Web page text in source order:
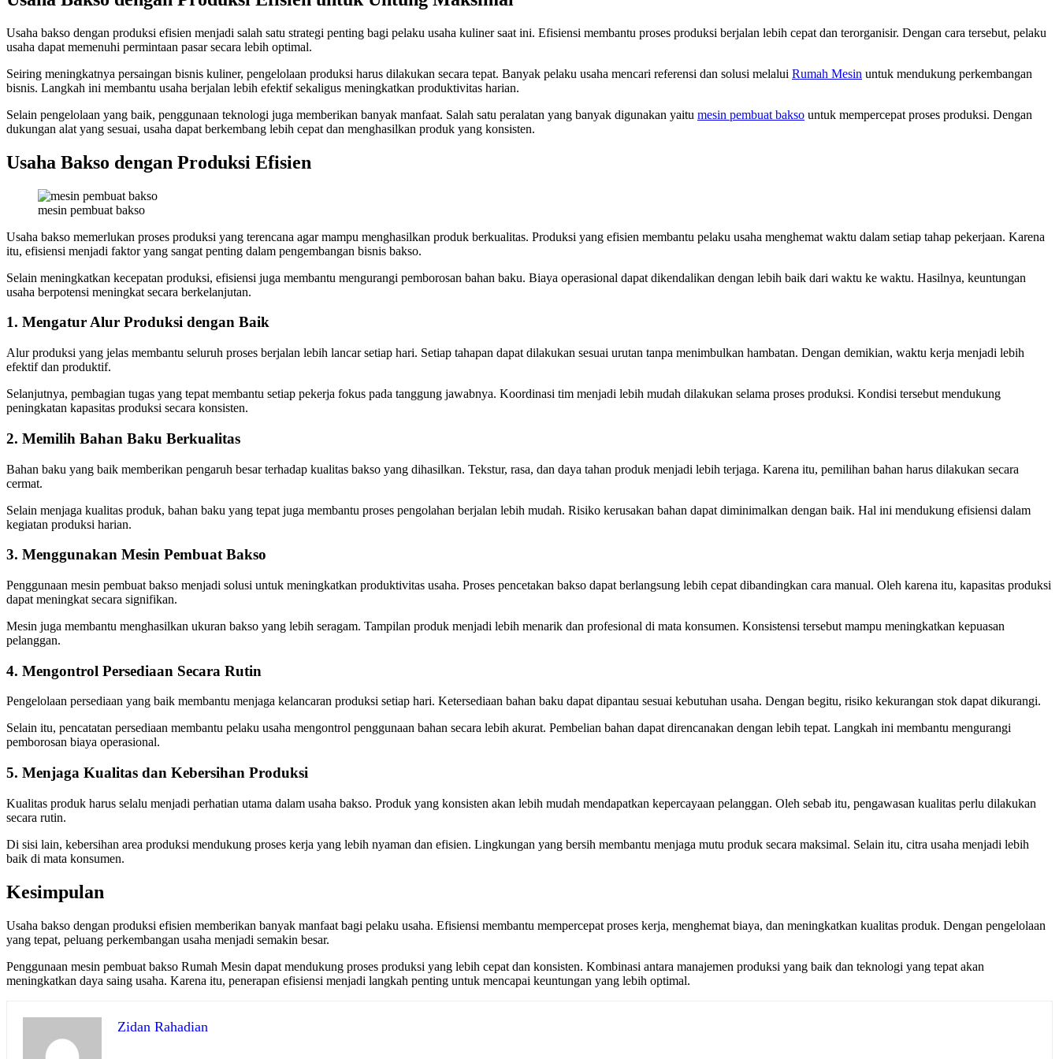
Usaha bakso dengan produksi efisien menjadi salah satu strategi penting bagi pelaku usaha kuliner saat ini. Efisiensi membantu proses produksi berjalan lebih cepat dan terorganisir. Dengan cara tersebut, pelaku
usaha dapat memenuhi permintaan pasar secara lebih optimal.
Seiring meningkatnya persaingan bisnis kuliner, pengelolaan produksi harus dilakukan secara tepat. Banyak pelaku usaha mencari referensi dan solusi melalui Rumah Mesin untuk mendukung perkembangan
bisnis. Langkah ini membantu usaha berjalan lebih efektif sekaligus meningkatkan produktivitas harian.
Selain pengelolaan yang baik, penggunaan teknologi juga memberikan banyak manfaat. Salah satu peralatan yang banyak digunakan yaitu mesin pembuat bakso untuk mempercepat proses produksi. Dengan
dukungan alat yang sesuai, usaha dapat berkembang lebih cepat dan menghasilkan produk yang konsisten.
Usaha Bakso dengan Produksi Efisien
mesin pembuat bakso
Usaha bakso memerlukan proses produksi yang terencana agar mampu menghasilkan produk berkualitas. Produksi yang efisien membantu pelaku usaha menghemat waktu dalam setiap tahap pekerjaan. Karena
itu, efisiensi menjadi faktor yang sangat penting dalam pengembangan bisnis bakso.
Selain meningkatkan kecepatan produksi, efisiensi juga membantu mengurangi pemborosan bahan baku. Biaya operasional dapat dikendalikan dengan lebih baik dari waktu ke waktu. Hasilnya, keuntungan
usaha berpotensi meningkat secara berkelanjutan.
1. Mengatur Alur Produksi dengan Baik
Alur produksi yang jelas membantu seluruh proses berjalan lebih lancar setiap hari. Setiap tahapan dapat dilakukan sesuai urutan tanpa menimbulkan hambatan. Dengan demikian, waktu kerja menjadi lebih
efektif dan produktif.
Selanjutnya, pembagian tugas yang tepat membantu setiap pekerja fokus pada tanggung jawabnya. Koordinasi tim menjadi lebih mudah dilakukan selama proses produksi. Kondisi tersebut mendukung
peningkatan kapasitas produksi secara konsisten.
2. Memilih Bahan Baku Berkualitas
Bahan baku yang baik memberikan pengaruh besar terhadap kualitas bakso yang dihasilkan. Tekstur, rasa, dan daya tahan produk menjadi lebih terjaga. Karena itu, pemilihan bahan harus dilakukan secara
cermat.
Selain menjaga kualitas produk, bahan baku yang tepat juga membantu proses pengolahan berjalan lebih mudah. Risiko kerusakan bahan dapat diminimalkan dengan baik. Hal ini mendukung efisiensi dalam
kegiatan produksi harian.
3. Menggunakan Mesin Pembuat Bakso
Penggunaan mesin pembuat bakso menjadi solusi untuk meningkatkan produktivitas usaha. Proses pencetakan bakso dapat berlangsung lebih cepat dibandingkan cara manual. Oleh karena itu, kapasitas produksi
dapat meningkat secara signifikan.
Mesin juga membantu menghasilkan ukuran bakso yang lebih seragam. Tampilan produk menjadi lebih menarik dan profesional di mata konsumen. Konsistensi tersebut mampu meningkatkan kepuasan
pelanggan.
4. Mengontrol Persediaan Secara Rutin
Pengelolaan persediaan yang baik membantu menjaga kelancaran produksi setiap hari. Ketersediaan bahan baku dapat dipantau sesuai kebutuhan usaha. Dengan begitu, risiko kekurangan stok dapat dikurangi.
Selain itu, pencatatan persediaan membantu pelaku usaha mengontrol penggunaan bahan secara lebih akurat. Pembelian bahan dapat direncanakan dengan lebih tepat. Langkah ini membantu mengurangi
pemborosan biaya operasional.
5. Menjaga Kualitas dan Kebersihan Produksi
Kualitas produk harus selalu menjadi perhatian utama dalam usaha bakso. Produk yang konsisten akan lebih mudah mendapatkan kepercayaan pelanggan. Oleh sebab itu, pengawasan kualitas perlu dilakukan
secara rutin.
Di sisi lain, kebersihan area produksi mendukung proses kerja yang lebih nyaman dan efisien. Lingkungan yang bersih membantu menjaga mutu produk secara maksimal. Selain itu, citra usaha menjadi lebih
baik di mata konsumen.
Kesimpulan
Usaha bakso dengan produksi efisien memberikan banyak manfaat bagi pelaku usaha. Efisiensi membantu mempercepat proses kerja, menghemat biaya, dan meningkatkan kualitas produk. Dengan pengelolaan
yang tepat, peluang perkembangan usaha menjadi semakin besar.
Penggunaan mesin pembuat bakso Rumah Mesin dapat mendukung proses produksi yang lebih cepat dan konsisten. Kombinasi antara manajemen produksi yang baik dan teknologi yang tepat akan
meningkatkan daya saing usaha. Karena itu, penerapan efisiensi menjadi langkah penting untuk mencapai keuntungan yang lebih optimal.
Zidan Rahadian